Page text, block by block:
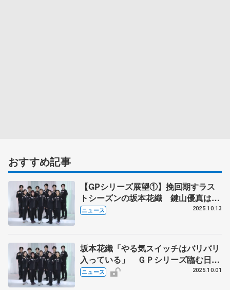
おすすめ記事
【GPシリーズ展望①】挽回期すラス
トシーズンの坂本花織 鍵山優真は表
現で王者マリニンに対抗
ニュース 2025.10.13
坂本花織「やる気スイッチはバリバリ
入っている」 ＧＰシリーズ臨む日本
勢が会見
ニュース 2025.10.01